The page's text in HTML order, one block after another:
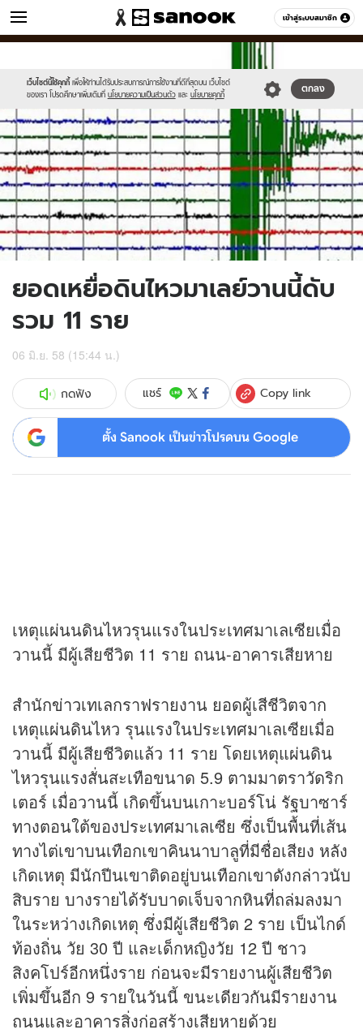
เข้าสู่ระบบสมาชิก
ข่าว หมวดอื่นๆ
เว็บไซต์นี้ใช้คุกกี้ เพื่อให้ท่านได้รับประสบการณ์การใช้งานที่ดีที่สุดบน เว็บไซต์
ของเรา โปรดศึกษาเพิ่มเติมที่ นโยบายความเป็นส่วนตัว และ นโยบายคุกกี้
ตกลง
sanook.png
ยอดเหยื่อดินไหวมาเลย์วานนี้ดับ
รวม 11 ราย
06 มิ.ย. 58 (15:44 น.)
กดฟัง แชร์ Copy link
ตั้ง Sanook เป็นข่าวโปรดบน Google
เหตุแผ่นนดินไหวรุนแรงในประเทศมาเลเซียเมื่อ
วานนี้ มีผู้เสียชีวิต 11 ราย ถนน-อาคารเสียหาย
สำนักข่าวเทเลกราฟรายงาน ยอดผู้เสีชีวิตจาก
เหตุแผ่นดินไหว รุนแรงในประเทศมาเลเซียเมื่อ
วานนี้ มีผู้เสียชีวิตแล้ว 11 ราย โดยเหตุแผ่นดิน
ไหวรุนแรงสั่นสะเทือขนาด 5.9 ตามมาตราวัดริก
เตอร์ เมื่อวานนี้ เกิดขึ้นบนเกาะบอร์โน่ รัฐบาซาร์
ทางตอนใต้ของประเทศมาเลเซีย ซึ่งเป็นพื้นที่เส้น
ทางไต่เขาบนเทือกเขาคินนาบาลูที่มีชื่อเสียง หลัง
เกิดเหตุ มีนักปีนเขาติดอยู่บนเทือกเขาดังกล่าวนับ
สิบราย บางรายได้รับบาดเจ็บจากหินที่ถล่มลงมา
ในระหว่างเกิดเหตุ ซึ่งมีผู้เสียชีวิต 2 ราย เป็นไกด์
ท้องถิ่น วัย 30 ปี และเด็กหญิงวัย 12 ปี ชาว
สิงคโปร์อีกหนึ่งราย ก่อนจะมีรายงานผู้เสียชีวิต
เพิ่มขึ้นอีก 9 รายในวันนี้ ขนะเดียวกันมีรายงาน
ถนนและอาคารสิ่งก่อสร้างเสียหายด้วย